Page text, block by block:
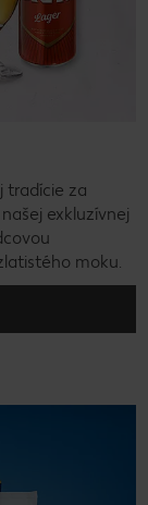
tradície za
exkluzívnej
moku.